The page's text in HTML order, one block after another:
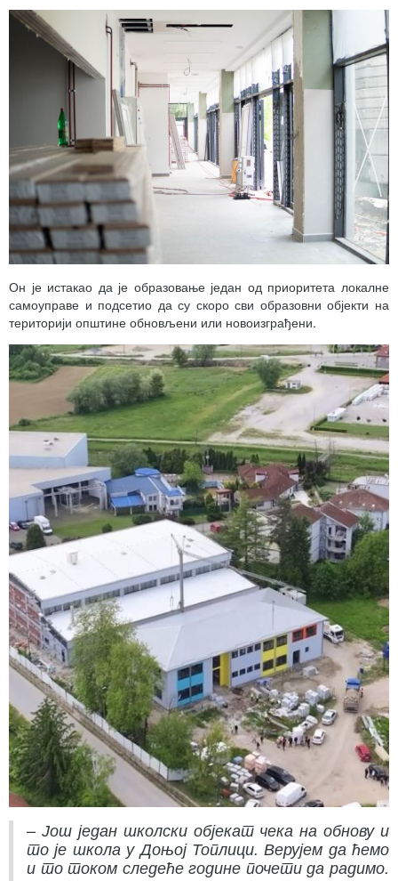
Он је истакао да је образовање један од приоритета локалне
самоуправе и подсетио да су скоро сви образовни објекти на
територији општине обновљени или новоизграђени.
– Још један школски објекат чека на обнову и
то је школа у Доњој Топлици. Верујем да ћемо
и то током следеће године почети да радимо.